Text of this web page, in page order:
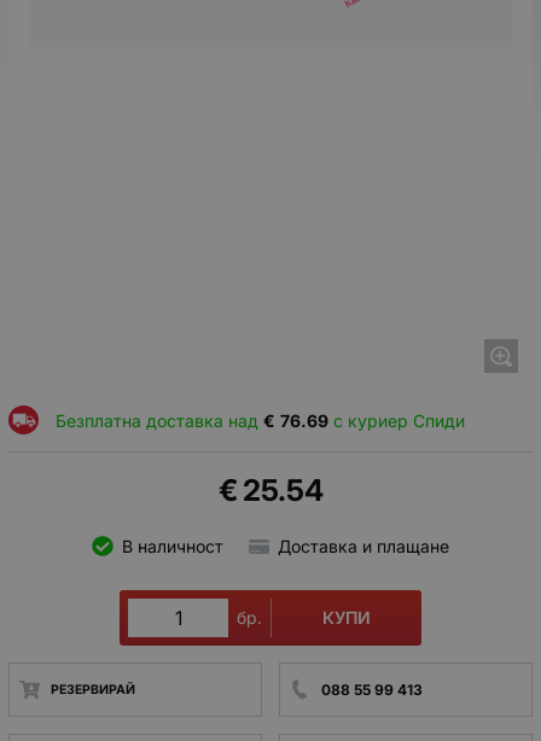
Безплатна доставка над 76.69
€ с куриер Спиди
25.54
€
В наличност Доставка и плащане
бр. КУПИ
РЕЗЕРВИРАЙ 088 55 99 413